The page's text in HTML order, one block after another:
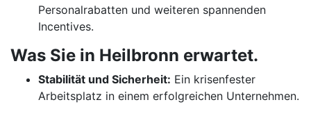
Personalrabatten und weiteren spannenden
Incentives.
Was Sie in Heilbronn erwartet.
Stabilität und Sicherheit: Ein krisenfester
Arbeitsplatz in einem erfolgreichen Unternehmen.